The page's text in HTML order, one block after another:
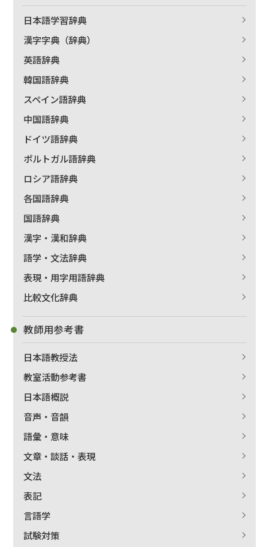
日本語学習辞典
漢字字典（辞典）
英語辞典
韓国語辞典
スペイン語辞典
中国語辞典
ドイツ語辞典
ポルトガル語辞典
ロシア語辞典
各国語辞典
国語辞典
漢字・漢和辞典
語学・文法辞典
表現・用字用語辞典
比較文化辞典
教師用参考書
日本語教授法
教室活動参考書
日本語概説
音声・音韻
語彙・意味
文章・談話・表現
文法
表記
言語学
試験対策